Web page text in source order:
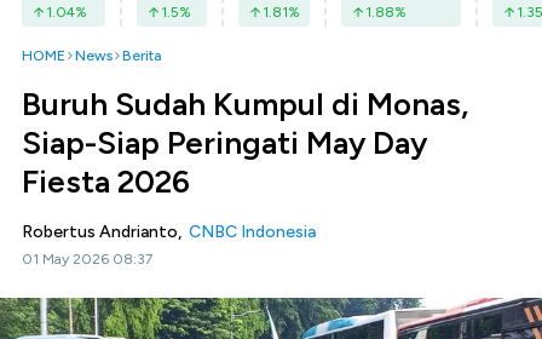
1.04% 1.5% 1.81% 1.88% 1.35
HOME News Berita
Buruh Sudah Kumpul di Monas,
Siap-Siap Peringati May Day
Fiesta 2026
Robertus Andrianto, CNBC Indonesia
01 May 2026 08:37